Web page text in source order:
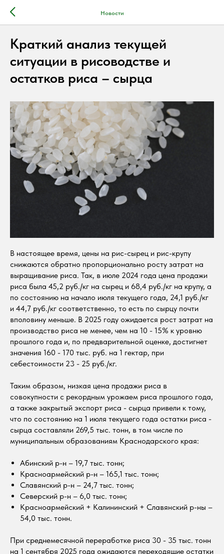
Новости
Краткий анализ текущей
ситуации в рисоводстве и
остатков риса – сырца
В настоящее время, цены на рис-сырец и рис-крупу
снижаются обратно пропорционально росту затрат на
выращивание риса. Так, в июле 2024 года цена продажи
риса была 45,2 руб./кг на сырец и 68,4 руб./кг на крупу, а
по состоянию на начало июля текущего года, 24,1 руб./кг
и 44,7 руб./кг соответственно, то есть по сырцу почти
вполовину меньше. В 2025 году ожидается рост затрат на
производство риса не менее, чем на 10 - 15% к уровню
прошлого года и, по предварительной оценке, достигнет
значения 160 - 170 тыс. руб. на 1 гектар, при
себестоимости 23 - 25 руб./кг.
Таким образом, низкая цена продажи риса в
совокупности с рекордным урожаем риса прошлого года,
а также закрытый экспорт риса - сырца привели к тому,
что по состоянию на 1 июля текущего года остатки риса -
сырца составляли 269,5 тыс. тонн, в том числе по
муниципальным образованиям Краснодарского края:
Абинский р-н – 19,7 тыс. тонн;
Красноармейский р-н – 165,1 тыс. тонн;
Славянский р-н – 24,7 тыс. тонн;
Северский р-н – 6,0 тыс. тонн;
Красноармейский + Калининский + Славянский р-ны –
54,0 тыс. тонн.
При среднемесячной переработке риса 30 - 35 тыс. тонн
на 1 сентября 2025 года ожидаются переходящие остатки